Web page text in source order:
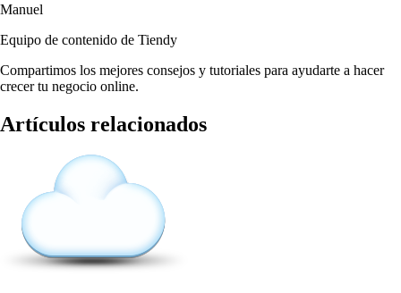
Manuel
Equipo de contenido de Tiendy
Compartimos los mejores consejos y tutoriales para ayudarte a hacer
crecer tu negocio online.
Artículos relacionados